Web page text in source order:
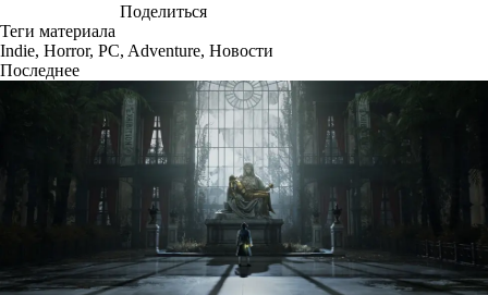
Поделиться
Теги материала
Indie, Horror, PC, Adventure, Новости
Последнее